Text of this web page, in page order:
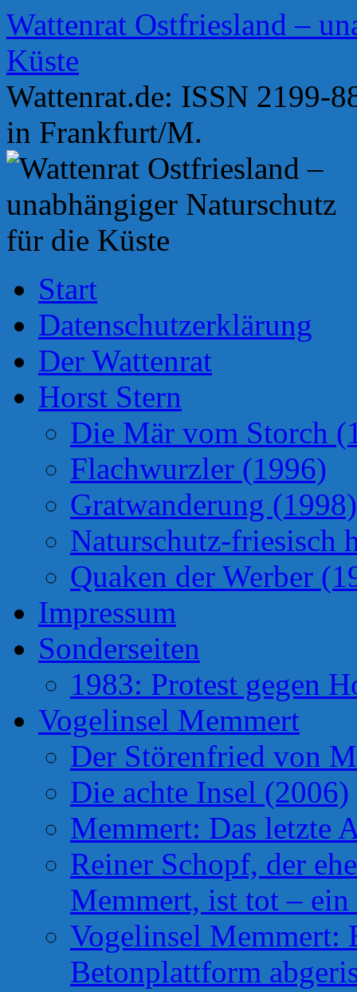
Zum
Inhalt
springen
Wattenrat Ostfriesland –
Küste
Wattenrat.de: ISSN 2199-
in Frankfurt/M.
Start
Datenschutzerklärung
Der Wattenrat
Horst Stern
Die Mär vom Storch
Flachwurzler (1996)
Gratwanderung (1998)
Naturschutz-friesisch
Quaken der Werber
Impressum
Sonderseiten
1983: Protest gegen
Vogelinsel Memmert
Der Störenfried von
Die achte Insel (2006)
Memmert: Das letzte
Reiner Schopf, der
Memmert, ist tot –
Vogelinsel Memmert:
Betonplattform